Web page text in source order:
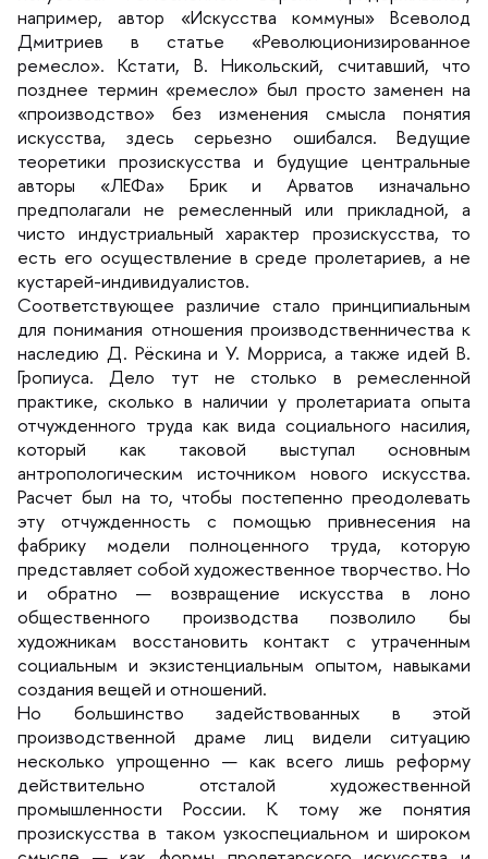
например, автор «Искусства коммуны» Всеволод
Дмитриев в статье «Революционизированное
ремесло». Кстати, В. Никольский, считавший, что
позднее термин «ремесло» был просто заменен на
«производство» без изменения смысла понятия
искусства, здесь серьезно ошибался. Ведущие
теоретики прозискусства и будущие центральные
авторы «ЛЕФа» Брик и Арватов изначально
предполагали не ремесленный или прикладной, а
чисто индустриальный характер прозискусства, то
есть его осуществление в среде пролетариев, а не
кустарей-индивидуалистов.
Соответствующее различие стало принципиальным
для понимания отношения производственничества к
наследию Д. Рёскина и У. Морриса, а также идей В.
Гропиуса. Дело тут не столько в ремесленной
практике, сколько в наличии у пролетариата опыта
отчужденного труда как вида социального насилия,
который как таковой выступал основным
антропологическим источником нового искусства.
Расчет был на то, чтобы постепенно преодолевать
эту отчужденность с помощью привнесения на
фабрику модели полноценного труда, которую
представляет собой художественное творчество. Но
и обратно — возвращение искусства в лоно
общественного производства позволило бы
художникам восстановить контакт с утраченным
социальным и экзистенциальным опытом, навыками
создания вещей и отношений.
Но большинство задействованных в этой
производственной драме лиц видели ситуацию
несколько упрощенно — как всего лишь реформу
действительно отсталой художественной
промышленности России. К тому же понятия
прозискусства в таком узкоспециальном и широком